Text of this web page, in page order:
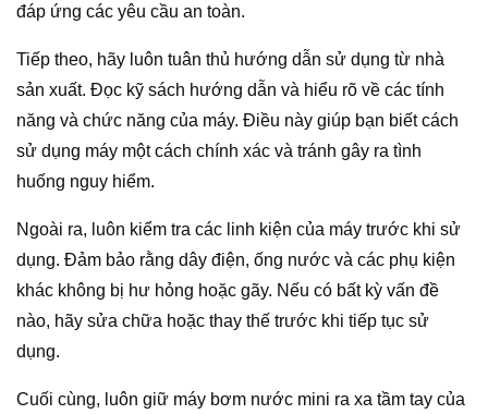
đáp ứng các yêu cầu an toàn.
Tiếp theo, hãy luôn tuân thủ hướng dẫn sử dụng từ nhà
sản xuất. Đọc kỹ sách hướng dẫn và hiểu rõ về các tính
năng và chức năng của máy. Điều này giúp bạn biết cách
sử dụng máy một cách chính xác và tránh gây ra tình
huống nguy hiểm.
Ngoài ra, luôn kiểm tra các linh kiện của máy trước khi sử
dụng. Đảm bảo rằng dây điện, ống nước và các phụ kiện
khác không bị hư hỏng hoặc gãy. Nếu có bất kỳ vấn đề
nào, hãy sửa chữa hoặc thay thế trước khi tiếp tục sử
dụng.
Cuối cùng, luôn giữ máy bơm nước mini ra xa tầm tay của